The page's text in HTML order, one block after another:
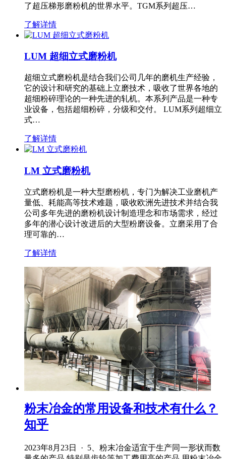
了超压梯形磨粉机的世界水平。TGM系列超压…
了解详情
LUM 超细立式磨粉机
超细立式磨粉机是结合我们公司几年的磨机生产经验，
它的设计和研究的基础上立磨技术，吸收了世界各地的
超细粉碎理论的一种先进的轧机。本系列产品是一种专
业设备，包括超细粉碎，分级和交付。 LUM系列超细立
式…
了解详情
LM 立式磨粉机
立式磨粉机是一种大型磨粉机，专门为解决工业磨机产
量低、耗能高等技术难题，吸收欧洲先进技术并结合我
公司多年先进的磨粉机设计制造理念和市场需求，经过
多年的潜心设计改进后的大型粉磨设备。立磨采用了合
理可靠的…
了解详情
粉末冶金的常用设备和技术有什么？
知乎
2023年8月23日 · 5、粉末冶金适宜于生产同一形状而数